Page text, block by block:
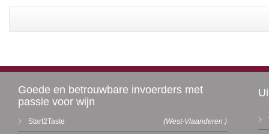
Goede en betrouwbare invoerders met
passie voor wijn
Start2Taste (West-Vlaanderen )